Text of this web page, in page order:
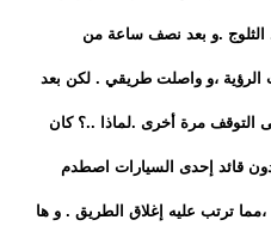
.و بعد نصف ساعة من
الرؤية ،و واصلت طريقي . لكن بعد
التوقف مرة أخرى .لماذا ..؟ كان
قائد إحدى السيارات اصطدم
ترتب عليه إغلاق الطريق . و ها